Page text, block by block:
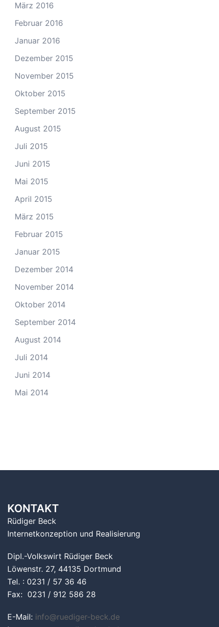
März 2016
Februar 2016
Januar 2016
Dezember 2015
November 2015
Oktober 2015
September 2015
August 2015
Juli 2015
Juni 2015
Mai 2015
April 2015
März 2015
Februar 2015
Januar 2015
Dezember 2014
November 2014
Oktober 2014
September 2014
August 2014
Juli 2014
Juni 2014
Mai 2014
KONTAKT
Rüdiger Beck
Internetkonzeption und Realisierung
Dipl.-Volkswirt Rüdiger Beck
Löwenstr. 27, 44135 Dortmund
Tel. : 0231 / 57 36 46
Fax: 0231 / 912 586 28
E-Mail: info@ruediger-beck.de